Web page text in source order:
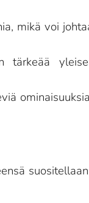
mikä voi
tärkeää